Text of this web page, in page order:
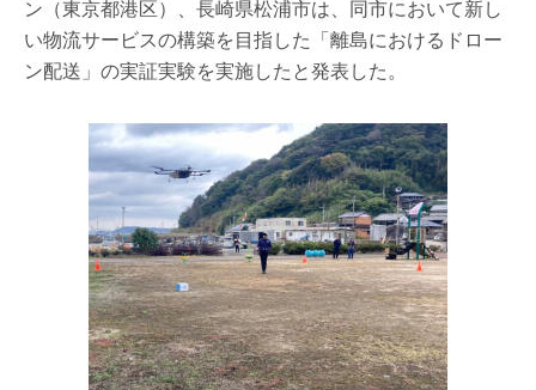
ン（東京都港区）、長崎県松浦市は、同市において新し
い物流サービスの構築を目指した「離島におけるドロー
ン配送」の実証実験を実施したと発表した。